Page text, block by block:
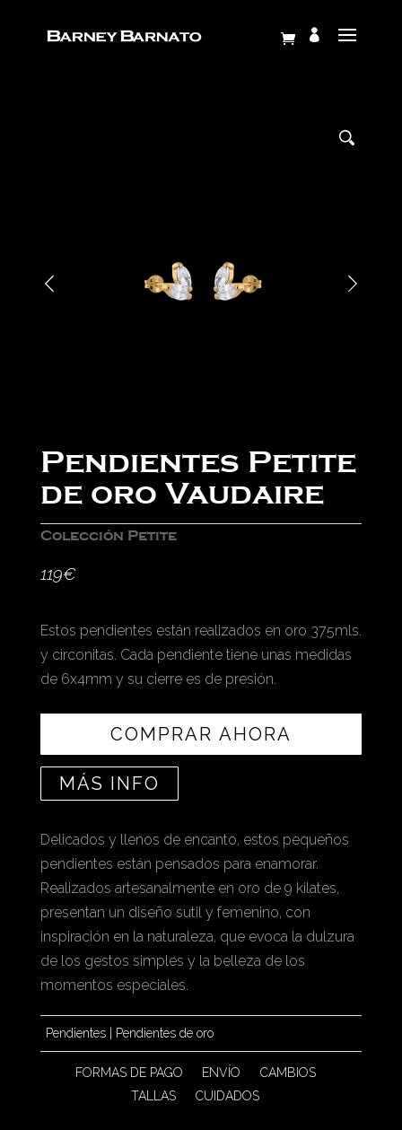
Pendientes Petite
de oro Vaudaire
Colección Petite
119€
Estos pendientes están realizados en oro 375mls.
y circonitas. Cada pendiente tiene unas medidas
de 6x4mm y su cierre es de presión.
COMPRAR AHORA
MÁS INFO
Delicados y llenos de encanto, estos pequeños
pendientes están pensados para enamorar.
Realizados artesanalmente en oro de 9 kilates,
presentan un diseño sutil y femenino, con
inspiración en la naturaleza, que evoca la dulzura
de los gestos simples y la belleza de los
momentos especiales.
Pendientes| Pendientes de oro
FORMAS DE PAGO ENVÍO
CAMBIOS
TALLAS
CUIDADOS